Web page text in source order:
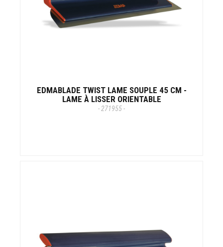
EDMABLADE TWIST LAME SOUPLE 45 CM -
LAME À LISSER ORIENTABLE
- 271955 -